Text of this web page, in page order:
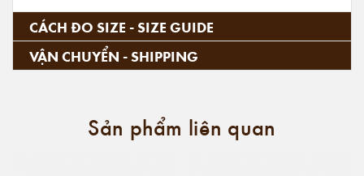
CÁCH ĐO SIZE - SIZE GUIDE
VẬN CHUYỂN - SHIPPING
Sản phẩm liên quan